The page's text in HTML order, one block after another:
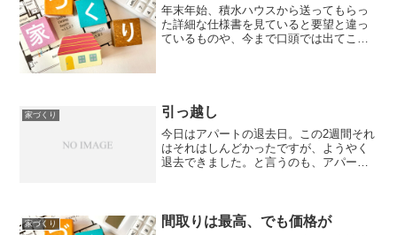
年末年始、積水ハウスから送ってもらっ
た詳細な仕様書を見ていると要望と違っ
ているものや、今まで口頭では出てこな
家づくり 引っ越し
今日はアパートの退去日。この2週間それ
はそれはしんどかったですが、ようやく
退去できました。と言うのも、アパート
棚、カラーボックスにタン...
家づくり 間取りは最高、でも価格が